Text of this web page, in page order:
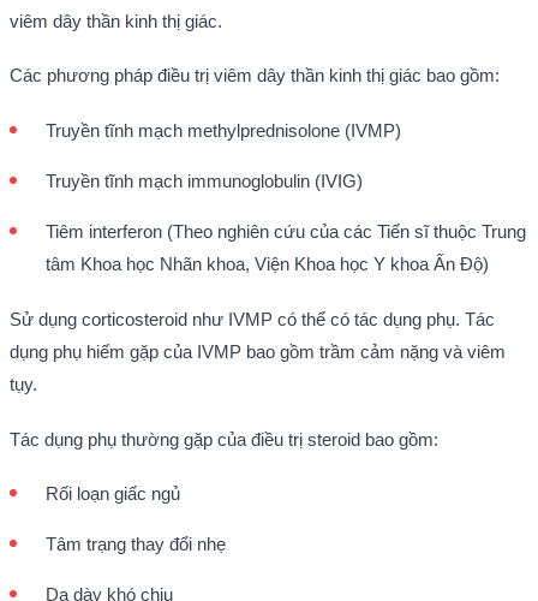
viêm dây thần kinh thị giác.
Các phương pháp điều trị viêm dây thần kinh thị giác bao gồm:
Truyền tĩnh mạch methylprednisolone (IVMP)
Truyền tĩnh mạch immunoglobulin (IVIG)
Tiêm interferon (Theo nghiên cứu của các Tiến sĩ thuộc Trung
tâm Khoa học Nhãn khoa, Viện Khoa học Y khoa Ấn Độ)
Sử dụng corticosteroid như IVMP có thể có tác dụng phụ. Tác
dụng phụ hiếm gặp của IVMP bao gồm trầm cảm nặng và viêm
tụy.
Tác dụng phụ thường gặp của điều trị steroid bao gồm:
Rối loạn giấc ngủ
Tâm trạng thay đổi nhẹ
Dạ dày khó chịu